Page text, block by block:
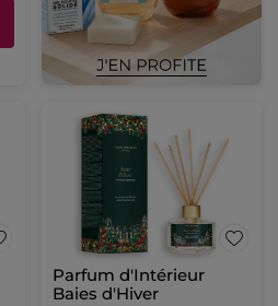
Parfum d'Intérieur
Baies d'Hiver